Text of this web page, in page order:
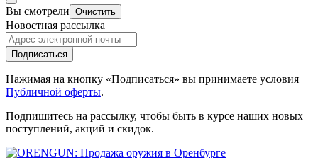
Вы смотрели Очистить
Новостная рассылка
Подписаться
Нажимая на кнопку «Подписаться» вы принимаете условия
Публичной оферты.
Подпишитесь на рассылку, чтобы быть в курсе наших новых
поступлений, акций и скидок.